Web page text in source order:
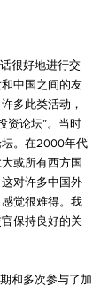
很好地进行交
中国之间的友
多此类活动，
资论坛”。当时
。在2000年代
或所有西方国
对许多中国外
觉很难得。我
保持良好的关
和多次参与了加